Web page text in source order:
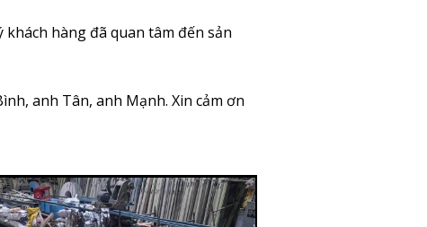
khách hàng đã quan tâm đến sản
anh Tân, anh Mạnh. Xin cảm ơn